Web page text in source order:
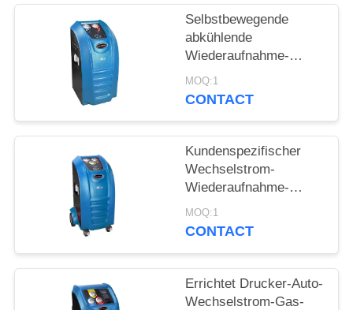
PRIVACY
POLICY
Selbstbewegende
abkühlende
Wiederaufnahme-
Maschinen-manuelle
Ventil-Präzisions-
MOQ:1
CONTACT
Kundenspezifischer
Wechselstrom-
Wiederaufnahme-
Einheits-Digital-Skala-
Hubraum-
MOQ:1
CONTACT
Errichtet Drucker-Auto-
Wechselstrom-Gas-